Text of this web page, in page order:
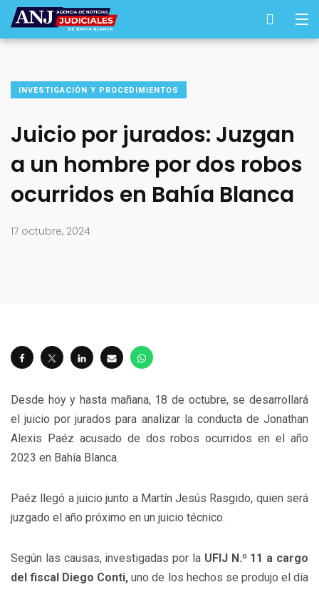
INVESTIGACIÓN Y PROCEDIMIENTOS
Juicio por jurados: Juzgan
a un hombre por dos robos
ocurridos en Bahía Blanca
17 octubre, 2024
Desde hoy y hasta mañana, 18 de octubre, se desarrollará
el juicio por jurados para analizar la conducta de Jonathan
Alexis Paéz acusado de dos robos ocurridos en el año
2023 en Bahía Blanca.
Paéz llegó a juicio junto a Martín Jesús Rasgido, quien será
juzgado el año próximo en un juicio técnico.
Según las causas, investigadas por la UFIJ N.º 11 a cargo
del fiscal Diego Conti,uno de los hechos se produjo el día